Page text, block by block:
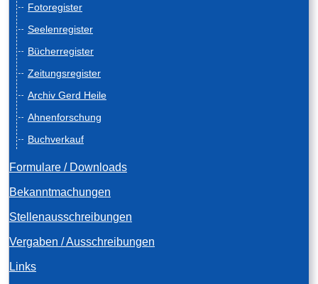
Fotoregister
Seelenregister
Bücherregister
Zeitungsregister
Archiv Gerd Heile
Ahnenforschung
Buchverkauf
Formulare / Downloads
Bekanntmachungen
Stellenausschreibungen
Vergaben / Ausschreibungen
Links